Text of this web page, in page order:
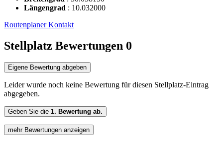
Längengrad : 10.032000
RoutenplanerKontakt
Stellplatz Bewertungen 0
Eigene Bewertung abgeben
Leider wurde noch keine Bewertung für diesen Stellplatz-Eintrag
abgegeben.
Geben Sie die 1. Bewertung ab.
mehr Bewertungen anzeigen